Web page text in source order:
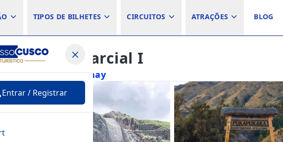
TIPOS DE BILHETES CIRCUITOS ATRAÇÕES BLOG
Entrar / Registrar
Cusco – Parcial I
Tambomachay